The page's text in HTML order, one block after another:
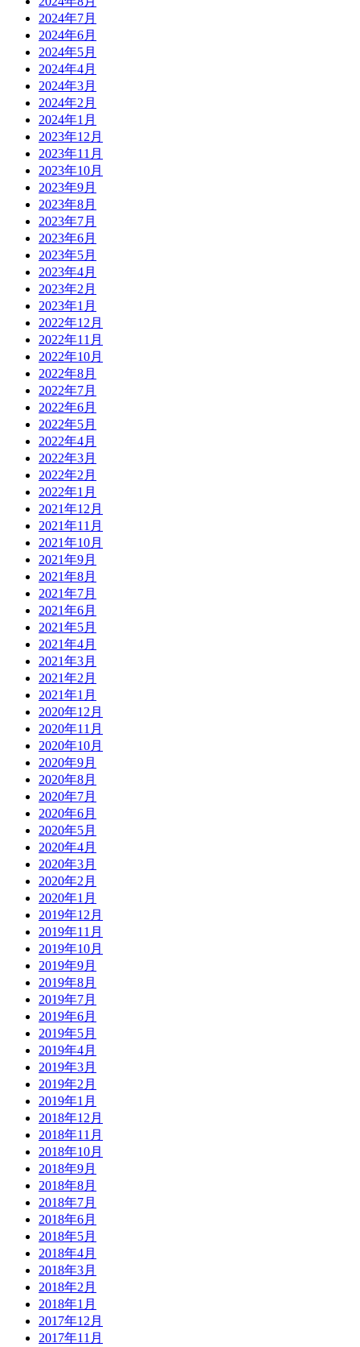
2024年7月
2024年6月
2024年5月
2024年4月
2024年3月
2024年2月
2024年1月
2023年12月
2023年11月
2023年10月
2023年9月
2023年8月
2023年7月
2023年6月
2023年5月
2023年4月
2023年2月
2023年1月
2022年12月
2022年11月
2022年10月
2022年8月
2022年7月
2022年6月
2022年5月
2022年4月
2022年3月
2022年2月
2022年1月
2021年12月
2021年11月
2021年10月
2021年9月
2021年8月
2021年7月
2021年6月
2021年5月
2021年4月
2021年3月
2021年2月
2021年1月
2020年12月
2020年11月
2020年10月
2020年9月
2020年8月
2020年7月
2020年6月
2020年5月
2020年4月
2020年3月
2020年2月
2020年1月
2019年12月
2019年11月
2019年10月
2019年9月
2019年8月
2019年7月
2019年6月
2019年5月
2019年4月
2019年3月
2019年2月
2019年1月
2018年12月
2018年11月
2018年10月
2018年9月
2018年8月
2018年7月
2018年6月
2018年5月
2018年4月
2018年3月
2018年2月
2018年1月
2017年12月
2017年11月